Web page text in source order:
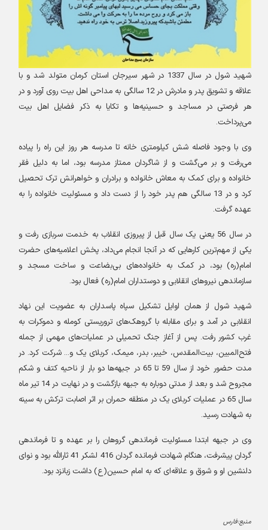
شهید شول در سال 1337 در شهر سیرجان استان کرمان متولد شد و با
علاقه و تشویق پدر و مادرش در 12 سالگی به مداحی اهل بیت روی آورد و در
هر فرصتی در مساجد و حسینیه‌ها و تکایا به ذکر فضایل اهل بیت
می‌پرداخت.
وی با وجود فاصله شش کیلومتری خانه تا مدرسه هر روز این راه را پیاده
می‌رفت و بر می‌گشت و از شاگردان ممتاز مدرسه بود، اما به دلیل فقر
خانواده و برای کمک به معاش خانواده و برادران و خواهرانش ترک تحصیل
کرد و در 13 سالگی هم پدر خود را از دست داد و مسئولیت خانواده را به
عهده گرفت.
در سال 56 یعنی یک سال قبل از پیروزی انقلاب به خدمت سربازی رفت و
یکی از مهم‌ترین کارهایی که در آنجا انجام می‌داد، پخش اعلامیه‌های حضرت
امام(ره)بود، در کمک به خانواده‌های بی‌بضاعت و ساخت مسجد و
سازماندهی نیروهای انقلابی و دوستداران امام(ره) فعال بود.
شهید شول از همان اوایل تشکیل سپاه پاسداران به عضویت این نهاد
انقلابی در آمد و برای مقابله با گروهک‌های تروریستی کومله و دموکرات به
غرب کشور رفت. پس از آغاز جنگ تحمیلی در عملیات‌های مهمی از جمله
فتح‌المبین، بیت‌المقدس، خیبر، بدر، میمک، کربلای یک و... شرکت کرد. در
مدت حضور خود از سال 59 تا 65 در جبهه‌ها دو بار از ناحیه کتف و شکم
مجروح شد و بعد از مدتی دوباره به جبهه بازگشت و در نهایت در 14 تیر ماه
سال 65 در عملیات کربلای یک در منطقه حمران بر اثر اصابت ترکش به سینه
به شهادت رسید.
وی در جبهه ابتدا مسئولیت فرماندهی گروهان را بر عهده و تا فرماندهی
گردان پیشرفت، هنگام شهادت فرمانده گردان 416 لشکر 41 ثارالله بود و نوای
دلنشین او و شوق و علاقه‌ای که به امام حسین(ع) داشت زبانزد بود.
منبع:فارس